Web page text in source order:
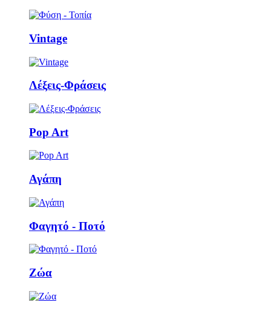
Vintage
Λέξεις-Φράσεις
Pop Art
Αγάπη
Φαγητό - Ποτό
Ζώα